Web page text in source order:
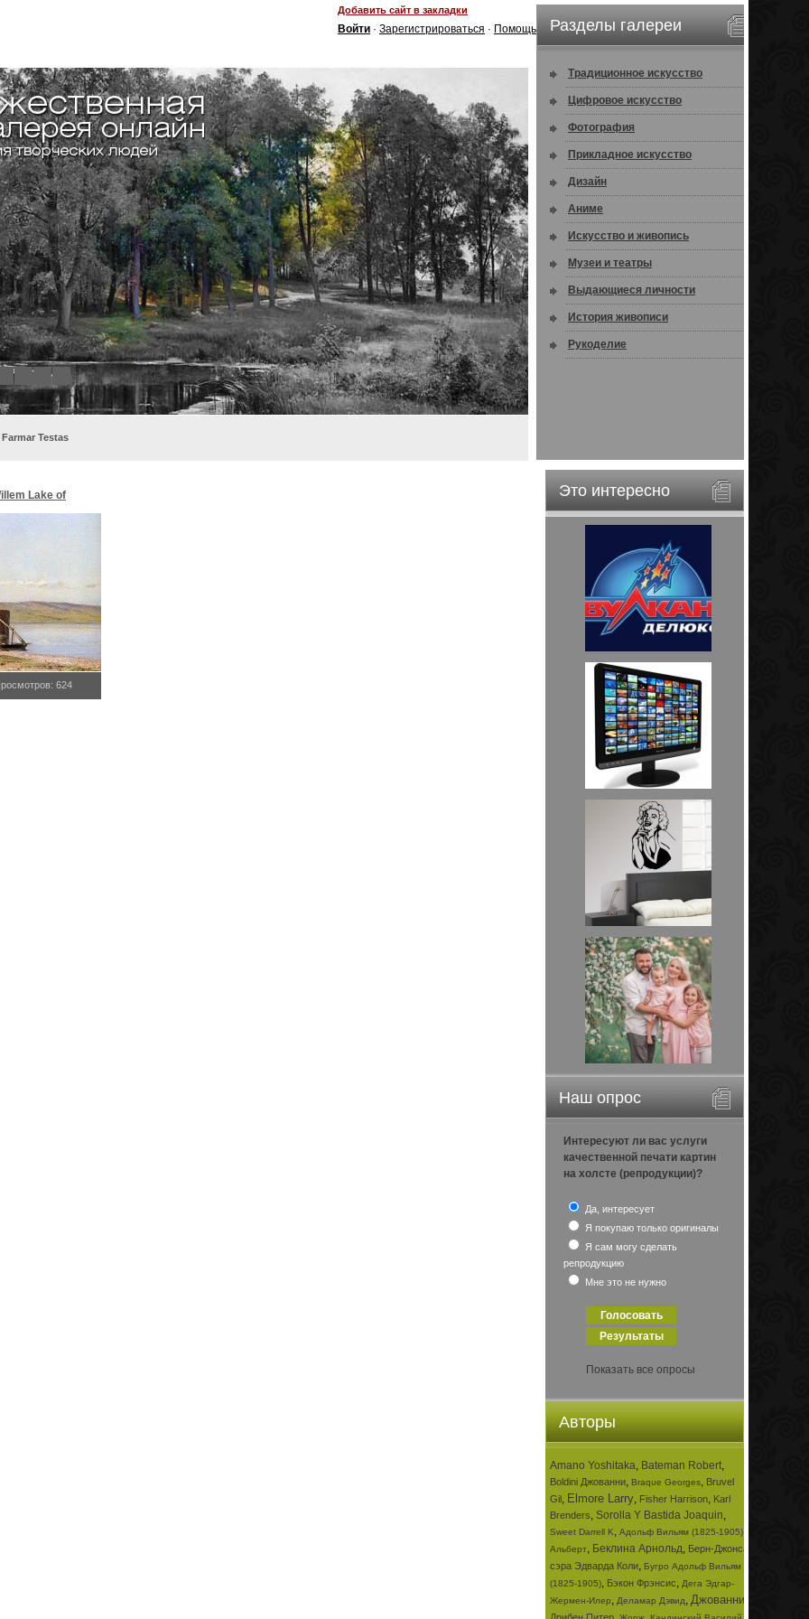
Добавить сайт в закладки
Войти · Зарегистрироваться · Помощь
8
Farmar Testas
Разделы галереи
Традиционное искусство
Цифровое искусство
Фотография
Прикладное искусство
Дизайн
Аниме
Искусство и живопись
Музеи и театры
Выдающиеся личности
История живописи
Рукоделие
Это интересно
Наш опрос
Интересуют ли вас услуги
качественной печати картин
на холсте (репродукции)?
Да, интересует
Я покупаю только оригиналы
Я сам могу сделать
репродукцию
Мне это не нужно
Показать все опросы
Авторы
Amano Yoshitaka, Bateman Robert,
Boldini Джованни, Braque Georges, Bruvel
Gil, Elmore Larry, Fisher Harrison, Karl
Brenders, Sorolla Y Bastida Joaquin,
Sweet Darrell K, Адольф Вильям (1825-1905)
Альберт, Беклина Арнольд, Берн-Джонса
сэра Эдварда Коли, Бугро Адольф Вильям
(1825-1905), Бэкон Фрэнсис, Дега Эдгар-
Жермен-Илер, Деламар Дэвид, Джованни
Lake of
624